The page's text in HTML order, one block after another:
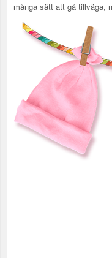
många sätt att gå tillväga,